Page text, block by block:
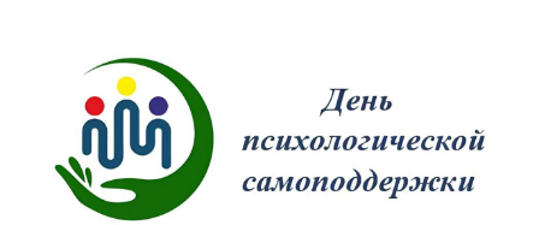
Первый вице-президент Кичигина Н. Ф.
Генеральный директор Матвиевская О.В.
Вице-президент Зрячева Н.В.
Вице-президент Шишлянников Ф.В.